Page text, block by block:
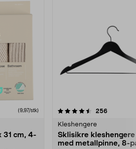
(9,97/stk)
31 cm, 4-
256
Kleshengere
Sklisikre
med metallpinne, 8-
4.5av 5 stjerner